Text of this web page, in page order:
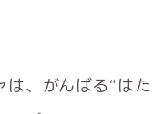
は、がんばる“は